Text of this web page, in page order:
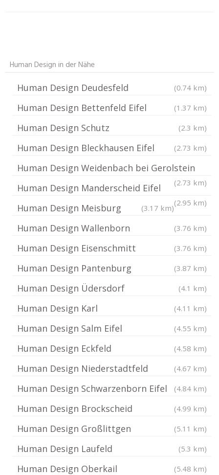
Human Design in der Nähe
Human Design Deudesfeld (0.74 km)
Human Design Bettenfeld Eifel (1.37 km)
Human Design Schutz (2.3 km)
Human Design Bleckhausen Eifel (2.73 km)
Human Design Weidenbach bei Gerolstein
(2.73 km)
Human Design Manderscheid Eifel
(2.95 km)
Human Design Meisburg (3.17 km)
Human Design Wallenborn (3.76 km)
Human Design Eisenschmitt (3.76 km)
Human Design Pantenburg (3.87 km)
Human Design Üdersdorf (4.1 km)
Human Design Karl (4.11 km)
Human Design Salm Eifel (4.55 km)
Human Design Eckfeld (4.58 km)
Human Design Niederstadtfeld (4.67 km)
Human Design Schwarzenborn Eifel (4.84 km)
Human Design Brockscheid (4.99 km)
Human Design Großlittgen (5.11 km)
Human Design Laufeld (5.3 km)
Human Design Oberkail (5.48 km)